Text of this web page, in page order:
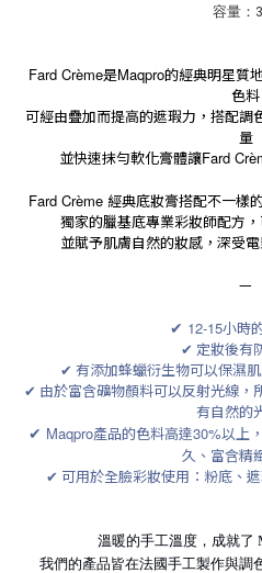
容量：
Fard Crème是Maqpro的經典明星質
色料
可經由疊加而提高的遮瑕力，搭配調
量
並快速抹勻軟化膏體讓Fard
Fard Crème 經典底妝膏搭配不一樣
獨家的臘基底專業彩妝師配方
並賦予肌膚自然的妝感，深受
—
✔ 12-15小時
✔ 定妝後有
✔ 有添加蜂蠟衍生物可以保濕
✔ 由於富含礦物顏料可以反射光線，
有自然的
✔ Maqpro產品的色料高達30%以上
久、富含精
✔ 可用於全臉彩妝使用：粉底、
溫暖的手工溫度，成就了
我們的產品皆在法國手工製作與調